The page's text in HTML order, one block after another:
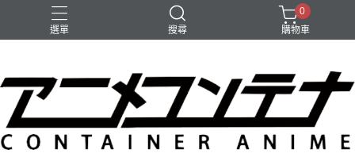
選單 搜尋
0
購物車